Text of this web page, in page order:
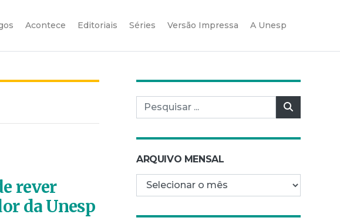
Acontece Editoriais Séries Versão Impressa A Unesp
rever
da Unesp
Pesquisar por:
ARQUIVO MENSAL
Arquivo mensal